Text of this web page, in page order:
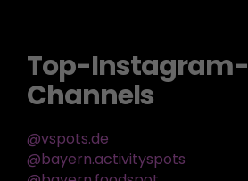
Top-Instagram-
Channels
@vspots.de
@bayern.activityspots